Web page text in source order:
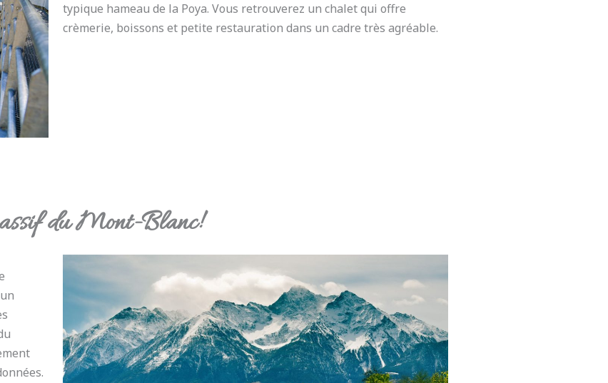
typique hameau de la Poya. Vous retrouverez un chalet qui offre
crèmerie, boissons et petite restauration dans un cadre très agréable.
du Mont-Blanc!